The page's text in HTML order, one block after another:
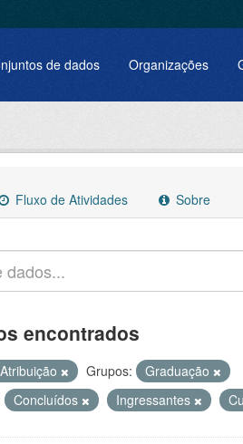
de dados Organizações
Fluxo de Atividades Sobre
encontrados
Grupos:
Graduação
Concluídos Ingressantes